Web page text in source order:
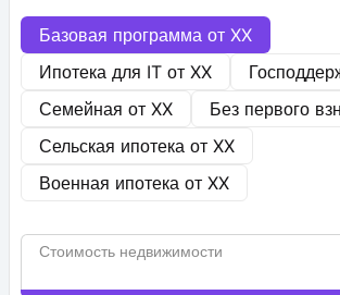
Базовая программа от XX
Ипотека для IT от XX
Семейная от XX Без первого
Сельская ипотека от XX
Военная ипотека от XX
Стоимость недвижимости